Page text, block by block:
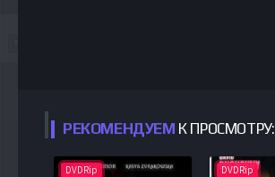
РЕКОМЕНДУЕМ К ПРОСМОТРУ:
DVDRip DVDRip